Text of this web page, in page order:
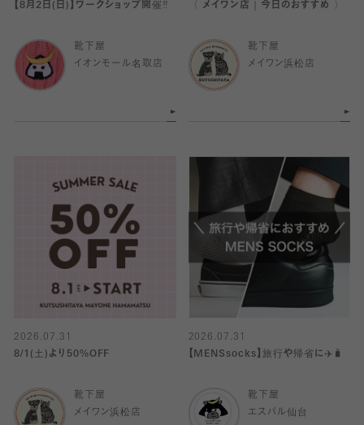
【8月2日(日)】ワークショップ開催‼️
靴下屋
イオンモール名取店
〈 メイワン店｜今日のおすすめ 〉
靴下屋
メイワン浜松店
2026.07.31
8/1(土)より50%OFF
靴下屋
メイワン浜松店
2026.07.31
【MENSsocks】旅行や帰省に✈️🧳
靴下屋
エスパル仙台